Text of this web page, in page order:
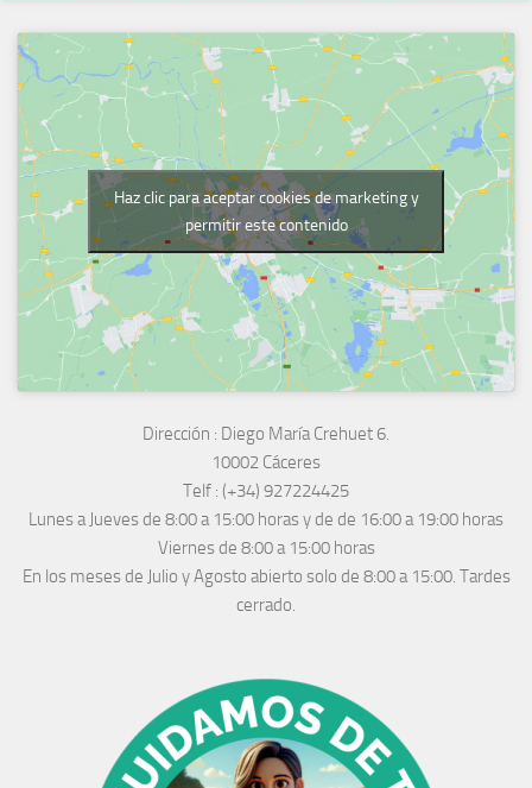
Haz clic para aceptar cookies de marketing y
permitir este contenido
Dirección : Diego María Crehuet 6.
10002 Cáceres
Telf : (+34) 927224425
Lunes a Jueves de 8:00 a 15:00 horas y de de 16:00 a 19:00 horas
Viernes de 8:00 a 15:00 horas
En los meses de Julio y Agosto abierto solo de 8:00 a 15:00. Tardes
cerrado.